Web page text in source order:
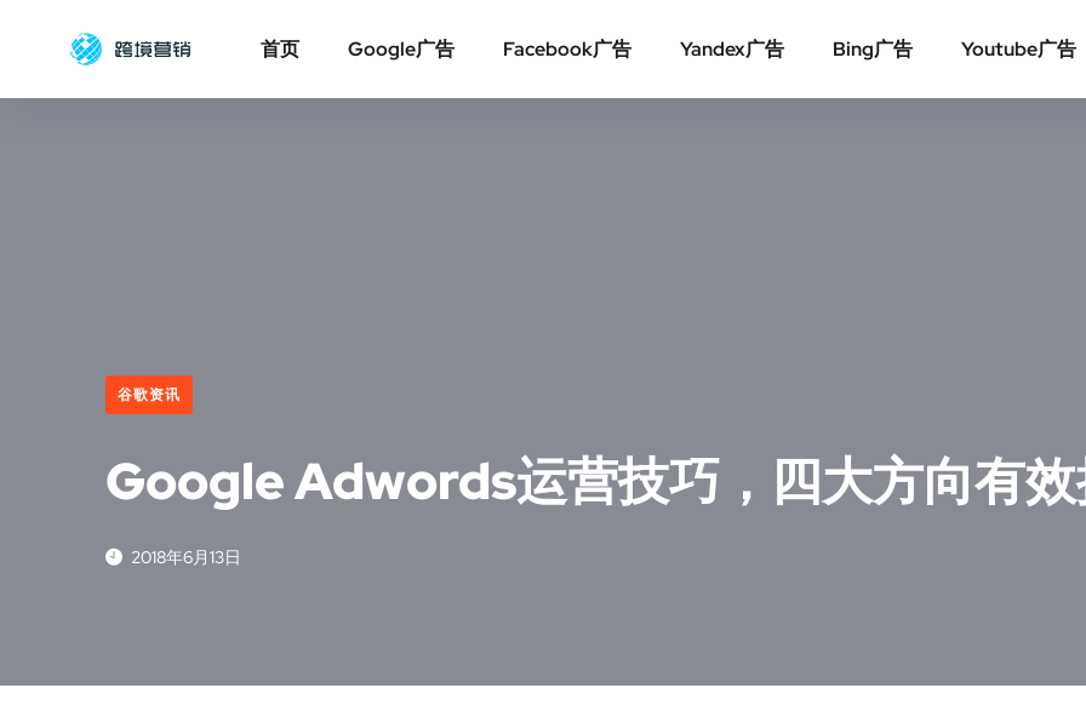
首页 Google广告 Facebook广告 Yandex广告 Bing广告 Youtube广告
谷歌资讯
​Google Adwords运营技巧，四大方向有
2018年6月13日